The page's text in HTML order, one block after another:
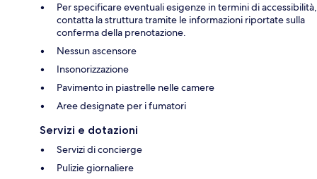
Per specificare eventuali esigenze in termini di accessibilità,
contatta la struttura tramite le informazioni riportate sulla
conferma della prenotazione.
Nessun ascensore
Insonorizzazione
Pavimento in piastrelle nelle camere
Aree designate per i fumatori
Servizi e dotazioni
Servizi di concierge
Pulizie giornaliere